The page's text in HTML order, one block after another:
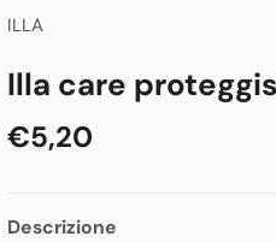
ILLA
Illa care
€5,20
Descrizione